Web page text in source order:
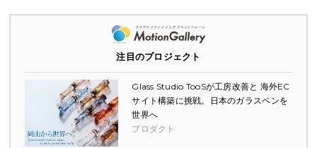
注目のプロジェクト
Glass Studio TooSが工房改善と 海外EC
サイト構築に挑戦。日本のガラスペンを
世界へ
プロダクト